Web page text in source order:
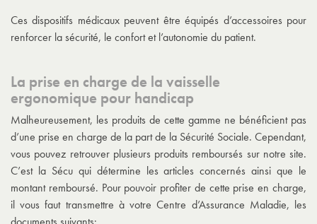
Ces dispositifs médicaux peuvent être équipés d’accessoires pour
renforcer la sécurité, le confort et l’autonomie du patient.
La prise en charge de la vaisselle
ergonomique pour handicap
Malheureusement, les produits de cette gamme ne bénéficient pas
d’une prise en charge de la part de la Sécurité Sociale. Cependant,
vous pouvez retrouver plusieurs produits remboursés sur notre site.
C’est la Sécu qui détermine les articles concernés ainsi que le
montant remboursé. Pour pouvoir profiter de cette prise en charge,
il vous faut transmettre à votre Centre d’Assurance Maladie, les